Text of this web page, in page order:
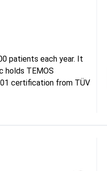
patients each year. It
holds TEMOS
certification from TÜV
standardized quality